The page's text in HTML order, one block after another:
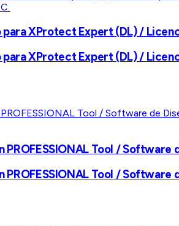
XProtect Expert (DL) /
XProtect Expert (DL) /
PROFESSIONAL Tool /
PROFESSIONAL Tool /